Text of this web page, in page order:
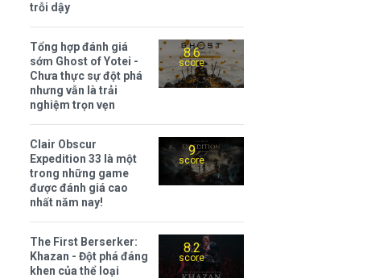
trỗi dậy
8.6
score
Tổng hợp đánh giá
sớm Ghost of Yotei -
Chưa thực sự đột phá
nhưng vẫn là trải
nghiệm trọn vẹn
9
score
Clair Obscur
Expedition 33 là một
trong những game
được đánh giá cao
nhất năm nay!
8.2
score
The First Berserker:
Khazan - Đột phá đáng
khen của thể loại